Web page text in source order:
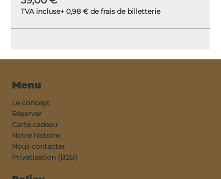
TVA incluse+ 0,98 € de frais de billetterie
Menu
Le concept
Réserver
Carte cadeau
Notre histoire
Nous contacter
Privatisation (B2B)